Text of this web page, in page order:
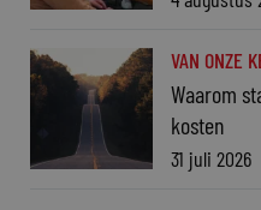
VAN ONZE
Waarom
kosten
31 juli 2026